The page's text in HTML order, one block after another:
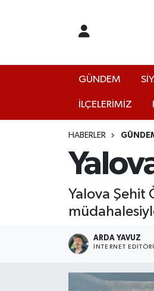
GÜNDEM
İLÇELERİMİZ
HABERLER
Yalova Şehit
ARDA YAVUZ
İNTERNET
EKONOMİ
KÜLTÜR
BİLİM VE TEKNOLOJİ
Yalova Hava Durumu
Yalova Namaz Vakitleri
Yalova Trafik Yoğunluk
Puan Durumu ve Fikstür
Tüm Manşetler